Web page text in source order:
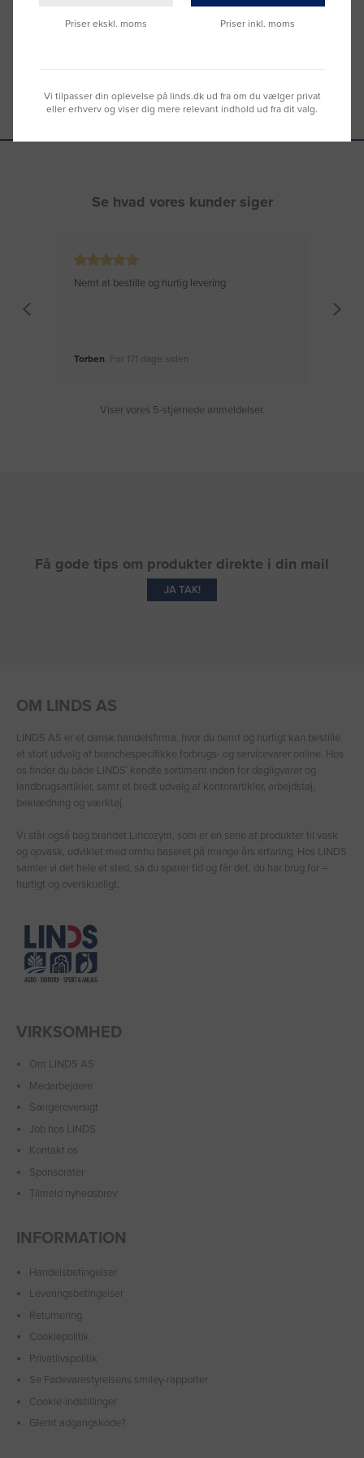
Du kan også kontakte din lokale sælger
–se oversigten her
Se hvad vores kunder siger
Nemt at bestille og hurtig levering
Torben , For 171 dage siden
Viser vores 5-stjernede anmeldelser.
Få gode tips om produkter direkte i din mail
JA TAK!
OM LINDS AS
LINDS AS er et dansk handelsfirma, hvor du nemt og hurtigt kan bestille
et stort udvalg af branchespecifikke forbrugs- og servicevarer online. Hos
os finder du både LINDS′ kendte sortiment inden for dagligvarer og
landbrugsartikler, samt et bredt udvalg af kontorartikler, arbejdstøj,
beklædning og værktøj.
Vi står også bag brandet Lincozym, som er en serie af produkter til vask
og opvask, udviklet med omhu baseret på mange års erfaring. Hos LINDS
samler vi det hele ét sted, så du sparer tid og får det, du har brug for –
hurtigt og overskueligt.
VIRKSOMHED
Om LINDS AS
Medarbejdere
Sælgeroversigt
Job hos LINDS
Kontakt os
Sponsorater
Tilmeld nyhedsbrev
INFORMATION
Handelsbetingelser
Leveringsbetingelser
Returnering
Cookiepolitik
Privatlivspolitik
Se Fødevarestyrelsens smiley-rapporter
Cookie-indstillinger
Glemt adgangskode?
Priser ekskl. moms Priser inkl. moms
Vi tilpasser din oplevelse på linds.dk ud fra om du vælger privat
eller erhverv og viser dig mere relevant indhold ud fra dit valg.